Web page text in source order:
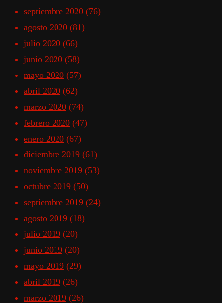
septiembre 2020 (76)
agosto 2020 (81)
julio 2020 (66)
junio 2020 (58)
mayo 2020 (57)
abril 2020 (62)
marzo 2020 (74)
febrero 2020 (47)
enero 2020 (67)
diciembre 2019 (61)
noviembre 2019 (53)
octubre 2019 (50)
septiembre 2019 (24)
agosto 2019 (18)
julio 2019 (20)
junio 2019 (20)
mayo 2019 (29)
abril 2019 (26)
marzo 2019 (26)